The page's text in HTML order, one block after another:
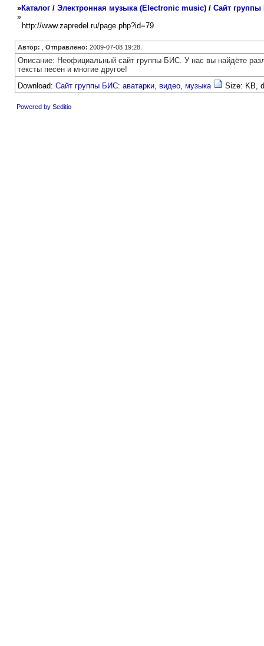
»Каталог/ Электронная музыка (Electronic music)/ Cайт
»
http://www.zapredel.ru/page.php?id=79
Автор: Отправлено: 2009-07-08 19:28.
Описание: Неофициальный сайт группы БИС. У нас вы найдёте
тексты песен и многие другое!
Download: Cайт группы БИС: аватарки, видео, музыка Size: KB,
Powered by Seditio